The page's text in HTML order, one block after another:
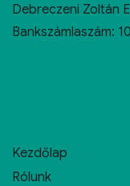
Debreczeni Zoltán
Bankszámlaszám:
Kezdőlap
Rólunk